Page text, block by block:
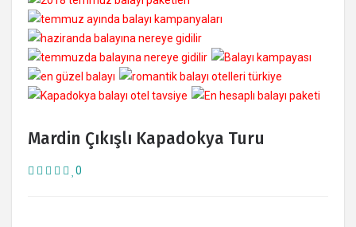
Mardin Çıkışlı Kapadokya Turu
0